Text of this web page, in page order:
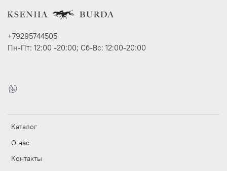
Каталог
О нас
Контакты
+79295744505
Пн-Пт: 12:00 -20:00; Сб-Вс: 12:00-20:00